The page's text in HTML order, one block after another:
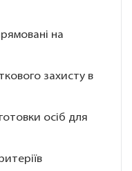
на
захисту в
осіб для